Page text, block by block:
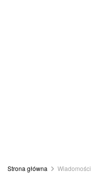
Strona główna Wiadomości